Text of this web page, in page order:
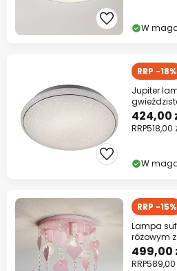
W
RRP -18%
Jupiter
424,00
RRP518,00
W
RRP -15%
Lampa
różowym
499,00
RRP589,00